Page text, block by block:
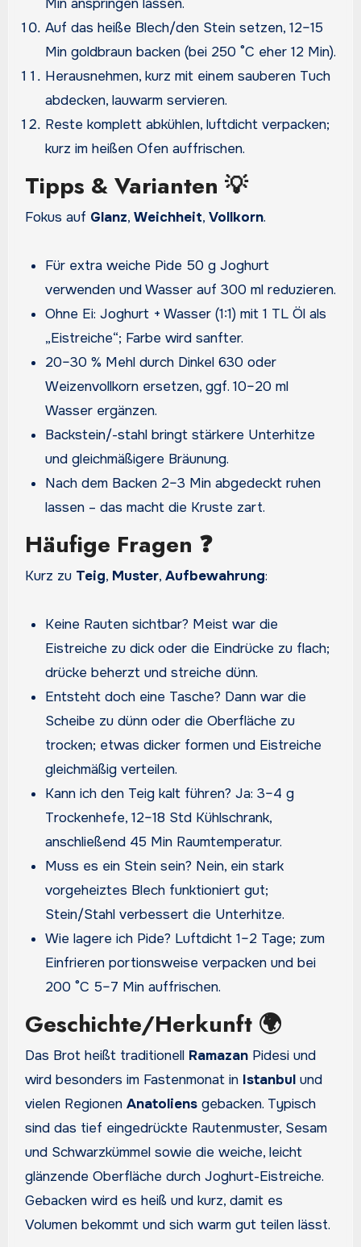
Min anspringen lassen.
Auf das heiße Blech/den Stein setzen, 12–15
Min goldbraun backen (bei 250 °C eher 12 Min).
Herausnehmen, kurz mit einem sauberen Tuch
abdecken, lauwarm servieren.
Reste komplett abkühlen, luftdicht verpacken;
kurz im heißen Ofen auffrischen.
Tipps & Varianten 💡
Fokus auf Glanz, Weichheit, Vollkorn.
Für extra weiche Pide 50 g Joghurt
verwenden und Wasser auf 300 ml reduzieren.
Ohne Ei: Joghurt + Wasser (1:1) mit 1 TL Öl als
„Eistreiche“; Farbe wird sanfter.
20–30 % Mehl durch Dinkel 630 oder
Weizenvollkorn ersetzen, ggf. 10–20 ml
Wasser ergänzen.
Backstein/-stahl bringt stärkere Unterhitze
und gleichmäßigere Bräunung.
Nach dem Backen 2–3 Min abgedeckt ruhen
lassen – das macht die Kruste zart.
Häufige Fragen ❓
Kurz zu Teig, Muster, Aufbewahrung:
Keine Rauten sichtbar? Meist war die
Eistreiche zu dick oder die Eindrücke zu flach;
drücke beherzt und streiche dünn.
Entsteht doch eine Tasche? Dann war die
Scheibe zu dünn oder die Oberfläche zu
trocken; etwas dicker formen und Eistreiche
gleichmäßig verteilen.
Kann ich den Teig kalt führen? Ja: 3–4 g
Trockenhefe, 12–18 Std Kühlschrank,
anschließend 45 Min Raumtemperatur.
Muss es ein Stein sein? Nein, ein stark
vorgeheiztes Blech funktioniert gut;
Stein/Stahl verbessert die Unterhitze.
Wie lagere ich Pide? Luftdicht 1–2 Tage; zum
Einfrieren portionsweise verpacken und bei
200 °C 5–7 Min auffrischen.
Geschichte/Herkunft 🌍
Das Brot heißt traditionell RamazanPidesi und
wird besonders im Fastenmonat in Istanbulund
vielen Regionen Anatoliensgebacken. Typisch
sind das tief eingedrückte Rautenmuster, Sesam
und Schwarzkümmel sowie die weiche, leicht
glänzende Oberfläche durch Joghurt-Eistreiche.
Gebacken wird es heiß und kurz, damit es
Volumen bekommt und sich warm gut teilen lässt.